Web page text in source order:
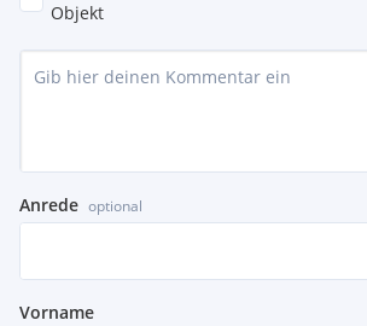
Objekt
Anrede optional
Vorname